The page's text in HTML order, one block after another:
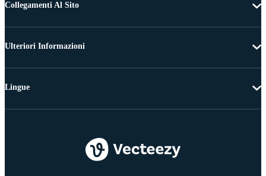
Collegamenti Al Sito
Ulteriori Informazioni
Lingue